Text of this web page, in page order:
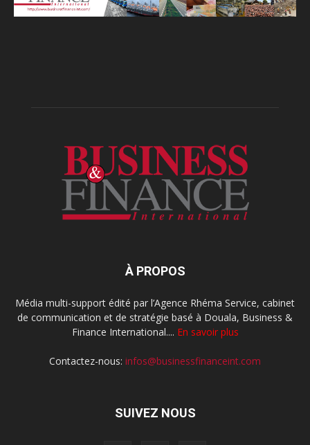
À PROPOS
Média multi-support édité par l’Agence Rhéma Service, cabinet
de communication et de stratégie basé à Douala, Business &
Finance International.... En savoir plus
Contactez-nous: infos@businessfinanceint.com
SUIVEZ NOUS